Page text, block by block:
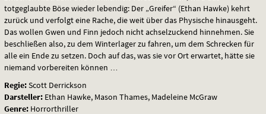
totgeglaubte Böse wieder lebendig: Der „Greifer“ (Ethan Hawke) kehrt
zurück und verfolgt eine Rache, die weit über das Physische hinausgeht.
Das wollen Gwen und Finn jedoch nicht achselzuckend hinnehmen. Sie
beschließen also, zu dem Winterlager zu fahren, um dem Schrecken für
alle ein Ende zu setzen. Doch auf das, was sie vor Ort erwartet, hätte sie
niemand vorbereiten können …
Regie:Scott Derrickson
Darsteller: Ethan Hawke, Mason Thames, Madeleine McGraw
Genre: Horrorthriller